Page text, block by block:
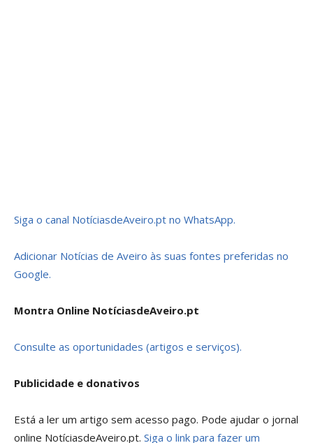
Siga o canal NotíciasdeAveiro.pt no WhatsApp.
Adicionar Notícias de Aveiro às suas fontes preferidas no
Google.
Montra Online NotíciasdeAveiro.pt
Consulte as oportunidades (artigos e serviços).
Publicidade e donativos
Está a ler um artigo sem acesso pago. Pode ajudar o jornal
online NotíciasdeAveiro.pt. Siga o link para fazer um